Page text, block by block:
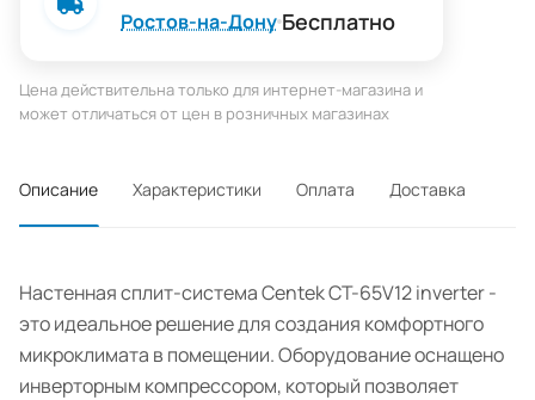
Ростов-на-Дону Бесплатно
Цена действительна только для интернет-магазина и
может отличаться от цен в розничных магазинах
Описание Характеристики Оплата Доставка
Настенная сплит-система Centek CT-65V12 inverter -
это идеальное решение для создания комфортного
микроклимата в помещении. Оборудование оснащено
инверторным компрессором, который позволяет